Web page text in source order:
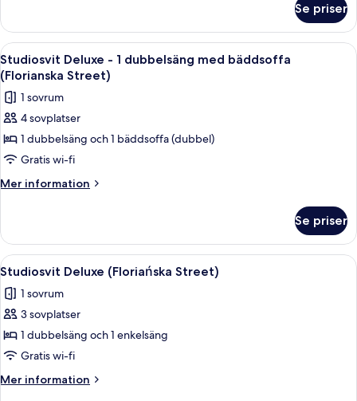
Street)
Comfort
torn
(Florianska
Street)
Se priser
Öppna
alla
foton
för
Studiosvit
Deluxe
-
1
bäddsoffa
(Florianska
Street)
Ett välordnat sovrum med en säng,
8
Studiosvit Deluxe - 1 dubbelsäng med bäddsoffa
(Florianska Street)
1 sovrum
4 sovplatser
1 dubbelsäng och 1 bäddsoffa (dubbel)
Gratis wi-fi
Mer information
Mer
Deluxe
1
med
bäddsoffa
Street)
Se priser
Öppna
alla
foton
för
Studiosvit
Deluxe
(Floriańska
Street)
Ett modernt sovrum med en stor
4
Studiosvit Deluxe (Floriańska Street)
1 sovrum
3 sovplatser
1 dubbelsäng och 1 enkelsäng
Gratis wi-fi
Mer information
Mer